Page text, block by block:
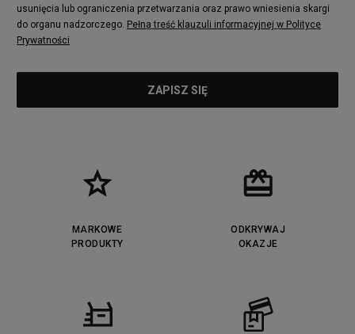
usunięcia lub ograniczenia przetwarzania oraz prawo wniesienia skargi
do organu nadzorczego. Pełna treść klauzuli informacyjnej w Polityce
Prywatności
MARKOWE
PRODUKTY
ODKRYWAJ
OKAZJE